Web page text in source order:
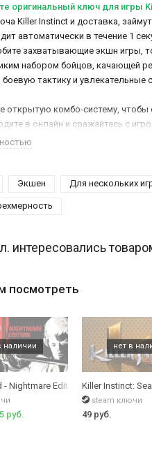
оригинальный ключ для игры
Killer Instinct и доставка,
автоматически в течение 1
захватывающие экшн игры,
набором бойцов, качающей
тактику и увлекательные
открытую комбо-систему,
в онлайн и сражайтесь с
того, чтобы как можно скорее
Экшен Для нескольких
интересовались
посмотреть
Nightmare Edition
руб.
Killer Instinct:
steam ключи
49 руб.